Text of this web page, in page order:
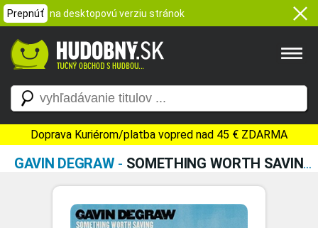
Prepnúť na desktopovú verziu stránok
Doprava Kuriérom/platba vopred nad 45 € ZDARMA
GAVIN DEGRAW - SOMETHING WORTH SAVING (VINYL)